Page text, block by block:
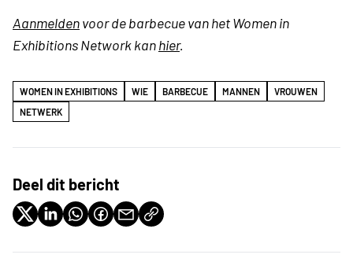
Aanmeldenvoor de barbecue van het Women in
Exhibitions Network kanhier.
WOMEN IN EXHIBITIONS WIE BARBECUE MANNEN
VROUWEN
NETWERK
Deel dit bericht